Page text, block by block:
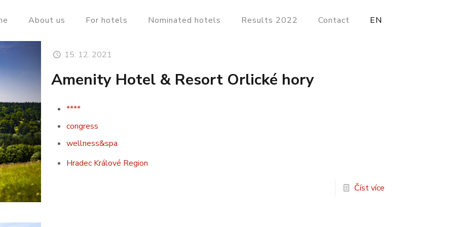
About us For hotels Nominated hotels Results 2022 Contact EN
15. 12. 2021
Amenity Hotel & Resort Orlické hory
****
congress
wellness&spa
Hradec Králové Region
Číst více